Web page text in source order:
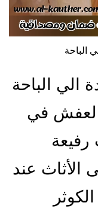
الباحة
الباحة
في
رفيعة
الأثاث عند